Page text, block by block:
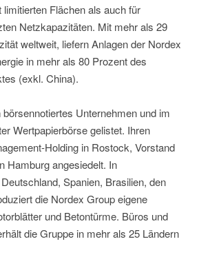
Flächen als auch für
Netzkapazitäten. Mit mehr als 29
weltweit, liefern Anlagen der Nordex
in mehr als 80 Prozent des
(exkl. China).
Unternehmen und im
Wertpapierbörse gelistet. Ihren
Holding in Rostock, Vorstand
Hamburg angesiedelt. In
Spanien, Brasilien, den
die Nordex Group eigene
und Betontürme. Büros und
die Gruppe in mehr als 25 Ländern